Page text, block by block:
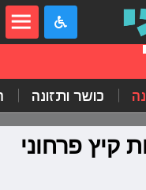
כושר ותזונה
קיץ פרחוני